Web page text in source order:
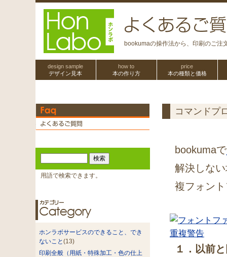
bookumaの操作法から、印刷のご注
design sample
デザイン見本
how to
本の作り方
price
本の種類と価格
コマンドプ
bookumaで
解決しな
複フォン
１．以前
用語で検索できます。
ホンラボサービスのできること、でき
ないこと(13)
印刷全般（用紙・特殊加工・色の仕上